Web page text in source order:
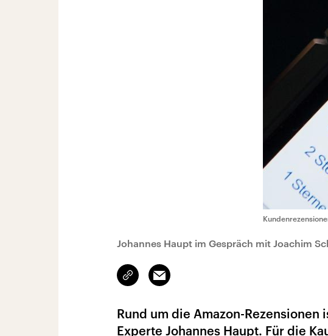
Johannes Haupt im Gespräch mit Joachim
Link
kopieren/teilen
Email
Rund um die Amazon-Rezensionen
Experte Johannes Haupt. Für die